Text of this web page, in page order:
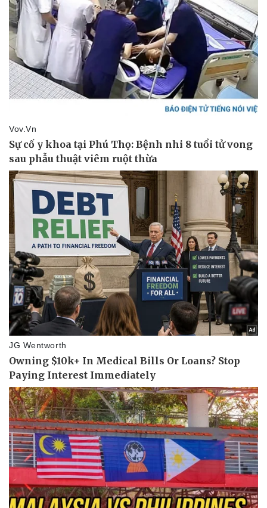
Kinh tế
Bất động sản
Khởi nghiệp
Thị trường
Giá vàng
Tiêu dùng
Tỷ giá
Chứng khoán
Giá cà phê